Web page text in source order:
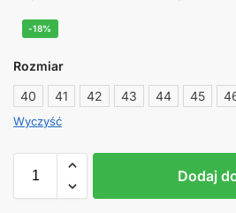
-18%
Rozmiar
40
41 42 43 44 45
Wyczyść
Dodaj